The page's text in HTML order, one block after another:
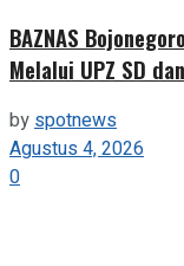
BAZNAS
Melalui UPZ SD
byspotnews
Agustus 4, 2026
0